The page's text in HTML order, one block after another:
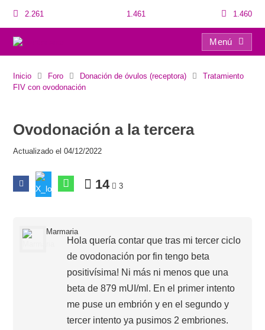
2.261 1.461 1.460
Menú
Inicio Foro Donación de óvulos (receptora)
Tratamiento
FIV con ovodonación
Ovodonación a la tercera
Actualizado el 04/12/2022
14 3
Marmaria
Hola quería contar que tras mi tercer ciclo
de ovodonación por fin tengo beta
positivísima! Ni más ni menos que una
beta de 879 mUI/ml. En el primer intento
me puse un embrión y en el segundo y
tercer intento ya pusimos 2 embriones.